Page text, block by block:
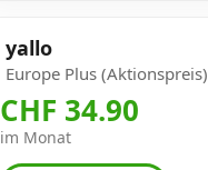
yallo
Europe Plus (Aktionspreis)
CHF 34.90
im Monat